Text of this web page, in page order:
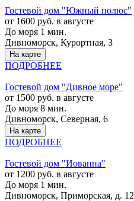
Гостевой дом "Южный полюс"
от 1600 руб. в августе
До моря 1 мин.
Дивноморск, Курортная, 3
На карте
ПОДРОБНЕЕ
Гостевой дом "Дивное море"
от 1500 руб. в августе
До моря 8 мин.
Дивноморск, Северная, 6
На карте
ПОДРОБНЕЕ
Гостевой дом "Иованна"
от 1200 руб. в августе
До моря 1 мин.
Дивноморск, Приморская, д. 12